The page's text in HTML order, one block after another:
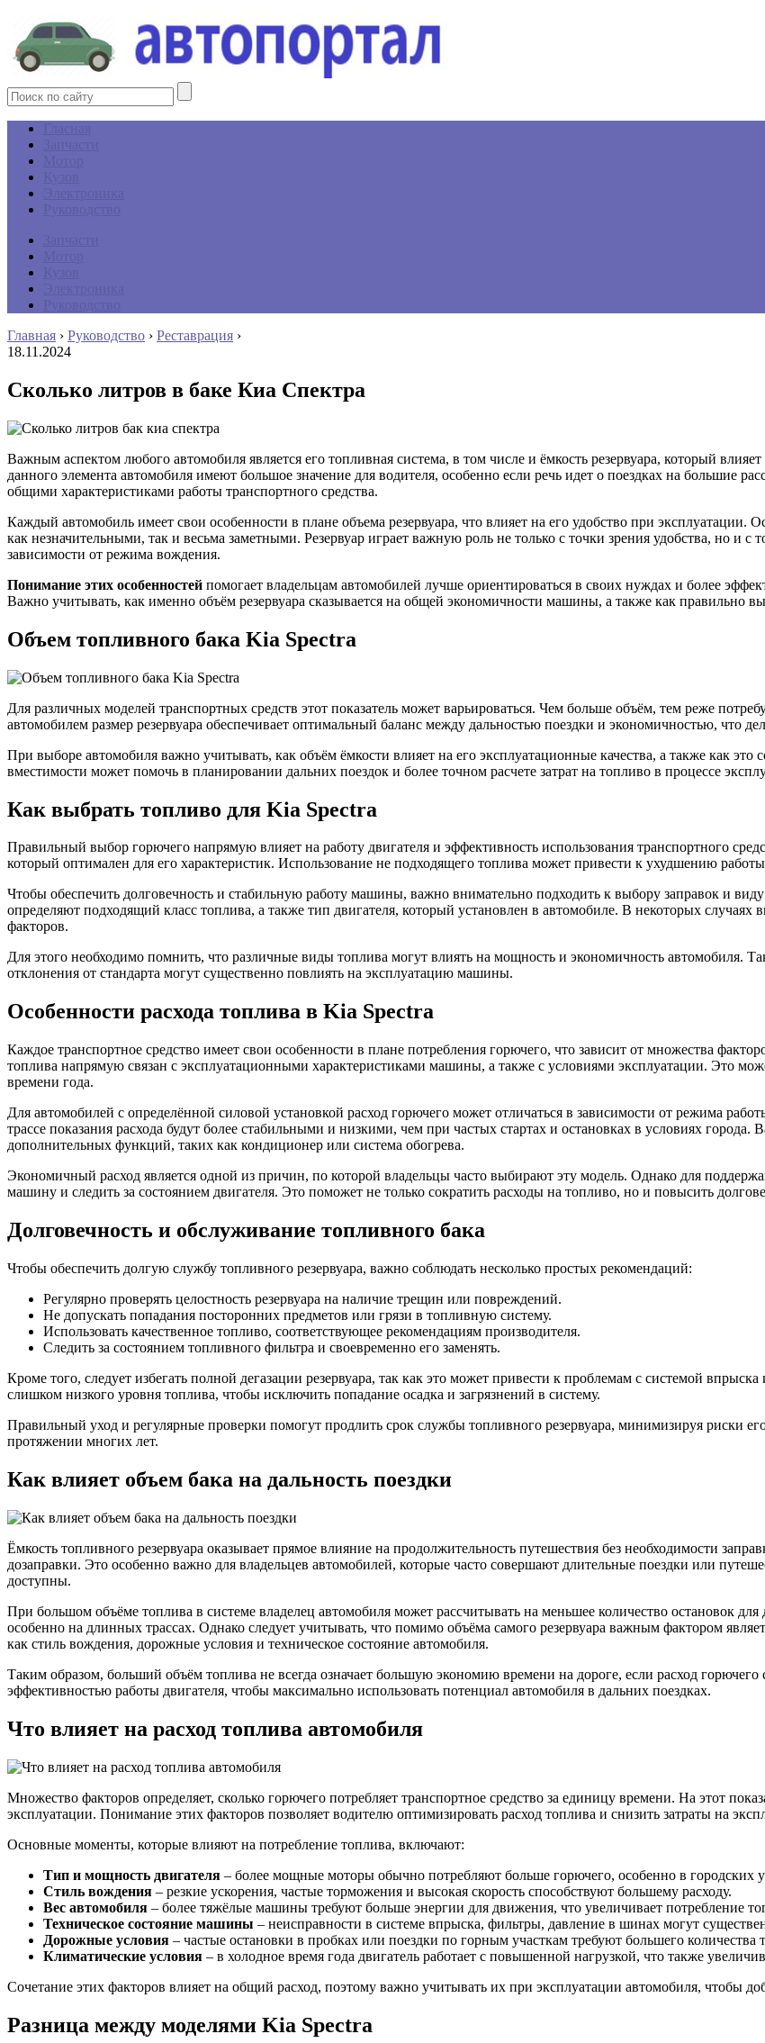
Главная › Руководство › Реставрация ›
18.11.2024
Сколько литров в баке Киа Спектра
Важным аспектом любого автомобиля является его топливная система, в том числе и ёмкость резервуара, который
данного элемента автомобиля имеют большое значение для водителя, особенно если речь идет о поездках на большие
общими характеристиками работы транспортного средства.
Каждый автомобиль имеет свои особенности в плане объема резервуара, что влияет на его удобство при эксплуатации.
как незначительными, так и весьма заметными. Резервуар играет важную роль не только с точки зрения удобства, но и с
зависимости от режима вождения.
Понимание этих особенностей помогает владельцам автомобилей лучше ориентироваться в своих нуждах и более
Важно учитывать, как именно объём резервуара сказывается на общей экономичности машины, а также как правильно
Объем топливного бака Kia Spectra
Для различных моделей транспортных средств этот показатель может варьироваться. Чем больше объём, тем реже
автомобилем размер резервуара обеспечивает оптимальный баланс между дальностью поездки и экономичностью, что
При выборе автомобиля важно учитывать, как объём ёмкости влияет на его эксплуатационные качества, а также как это
вместимости может помочь в планировании дальних поездок и более точном расчете затрат на топливо в процессе
Как выбрать топливо для Kia Spectra
Правильный выбор горючего напрямую влияет на работу двигателя и эффективность использования транспортного
который оптимален для его характеристик. Использование не подходящего топлива может привести к ухудшению
Чтобы обеспечить долговечность и стабильную работу машины, важно внимательно подходить к выбору заправок и
определяют подходящий класс топлива, а также тип двигателя, который установлен в автомобиле. В некоторых
факторов.
Для этого необходимо помнить, что различные виды топлива могут влиять на мощность и экономичность автомобиля.
отклонения от стандарта могут существенно повлиять на эксплуатацию машины.
Особенности расхода топлива в Kia Spectra
Каждое транспортное средство имеет свои особенности в плане потребления горючего, что зависит от множества
топлива напрямую связан с эксплуатационными характеристиками машины, а также с условиями эксплуатации. Это
времени года.
Для автомобилей с определённой силовой установкой расход горючего может отличаться в зависимости от режима
трассе показания расхода будут более стабильными и низкими, чем при частых стартах и остановках в условиях
дополнительных функций, таких как кондиционер или система обогрева.
Экономичный расход является одной из причин, по которой владельцы часто выбирают эту модель. Однако для
машину и следить за состоянием двигателя. Это поможет не только сократить расходы на топливо, но и повысить
Долговечность и обслуживание топливного бака
Чтобы обеспечить долгую службу топливного резервуара, важно соблюдать несколько простых рекомендаций:
Регулярно проверять целостность резервуара на наличие трещин или повреждений.
Не допускать попадания посторонних предметов или грязи в топливную систему.
Использовать качественное топливо, соответствующее рекомендациям производителя.
Следить за состоянием топливного фильтра и своевременно его заменять.
Кроме того, следует избегать полной дегазации резервуара, так как это может привести к проблемам с системой
слишком низкого уровня топлива, чтобы исключить попадание осадка и загрязнений в систему.
Правильный уход и регулярные проверки помогут продлить срок службы топливного резервуара, минимизируя риски
протяжении многих лет.
Как влияет объем бака на дальность поездки
Ёмкость топливного резервуара оказывает прямое влияние на продолжительность путешествия без необходимости
дозаправки. Это особенно важно для владельцев автомобилей, которые часто совершают длительные поездки или
доступны.
При большом объёме топлива в системе владелец автомобиля может рассчитывать на меньшее количество остановок
особенно на длинных трассах. Однако следует учитывать, что помимо объёма самого резервуара важным фактором
как стиль вождения, дорожные условия и техническое состояние автомобиля.
Таким образом, больший объём топлива не всегда означает большую экономию времени на дороге, если расход
эффективностью работы двигателя, чтобы максимально использовать потенциал автомобиля в дальних поездках.
Что влияет на расход топлива автомобиля
Множество факторов определяет, сколько горючего потребляет транспортное средство за единицу времени. На этот
эксплуатации. Понимание этих факторов позволяет водителю оптимизировать расход топлива и снизить затраты на
Основные моменты, которые влияют на потребление топлива, включают:
Тип и мощность двигателя – более мощные моторы обычно потребляют больше горючего, особенно в городских
Стиль вождения – резкие ускорения, частые торможения и высокая скорость способствуют большему расходу.
Вес автомобиля – более тяжёлые машины требуют больше энергии для движения, что увеличивает потребление
Техническое состояние машины – неисправности в системе впрыска, фильтры, давление в шинах могут
Дорожные условия – частые остановки в пробках или поездки по горным участкам требуют большего количества
Климатические условия – в холодное время года двигатель работает с повышенной нагрузкой, что также
Сочетание этих факторов влияет на общий расход, поэтому важно учитывать их при эксплуатации автомобиля, чтобы
Разница между моделями Kia Spectra